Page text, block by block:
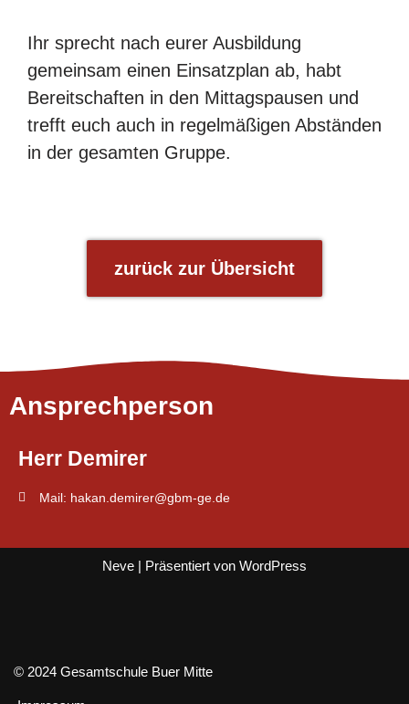
Ihr sprecht nach eurer Ausbildung
gemeinsam einen Einsatzplan ab, habt
Bereitschaften in den Mittagspausen und
trefft euch auch in regelmäßigen Abständen
in der gesamten Gruppe.
zurück zur Übersicht
Ansprechperson
Herr Demirer
Mail: hakan.demirer@gbm-ge.de
Neve | Präsentiert von WordPress
© 2024 Gesamtschule Buer Mitte